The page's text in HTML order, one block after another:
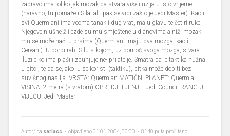
zapravo ima toliko jak mozak da stvara više iluzija u isto vrijeme
(naravno, tu pomaže i Sila, ali ipak se vidi zašto je Jedi Master). Kao i
svi Quermiani ima veoma tanak i dug vrat, malu glavu te četiri ruke.
Njegove njušne žlijezde su mu smještene u dlanovima a niži mozak
mu se može naći u prsima (Quermiani imaju dva mozga, kao i
Cereani). U borbi rabi Silu s kojom, uz pomoć svoga mozga, stvara
iluzije kojima plaši i zbunjuje ne- prijatelje. Smatra da je taktika nužna
u bitci, te da se, ako ju se koristi (taktiku), bitka može dobiti bez
suvišnog nasilja. VRSTA: Quermian MATIČNI PLANET: Quermia
VISINA: 2 metra (s vratom) OPREDJELJENJE: Jedi Council RANG U
VIJEĆU: Jedi Master
Autor/ica sarlacc • objavljeno 01.01.2004, 00:00 • 8140 puta pročitano